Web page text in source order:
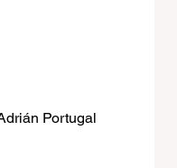
Portugal